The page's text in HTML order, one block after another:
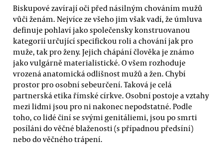
Biskupové zavírají oči před násilným chováním mužů
vůči ženám. Nejvíce ze všeho jim však vadí, že úmluva
definuje pohlaví jako společensky konstruovanou
kategorií určující specifickou roli a chování jak pro
muže, tak pro ženy. Jejich chápání člověka je známo
jako vulgárně materialistické. O všem rozhoduje
vrozená anatomická odlišnost mužů a žen. Chybí
prostor pro osobní sebeurčení. Taková je celá
partnerská etika římské církve. Osobní postoje a vztahy
mezi lidmi jsou pro ni nakonec nepodstatné. Podle
toho, co lidé činí se svými genitáliemi, jsou po smrti
posíláni do věčné blaženosti (s případnou předsíní)
nebo do věčného trápení.